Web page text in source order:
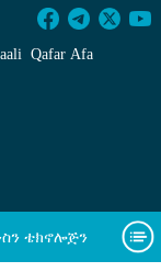
ሃገርና
Qafar Afa
ቴክኖሎጅን